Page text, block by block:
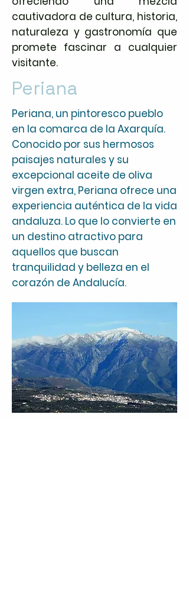
cautivadora de cultura, historia,
naturaleza y gastronomía que
promete fascinar a cualquier
visitante.
Periana
Periana, un pintoresco pueblo
en la comarca de la Axarquía.
Conocido por sus hermosos
paisajes naturales y su
excepcional aceite de oliva
virgen extra, Periana ofrece una
experiencia auténtica de la vida
andaluza. Lo que lo convierte en
un destino atractivo para
aquellos que buscan
tranquilidad y belleza en el
corazón de Andalucía.